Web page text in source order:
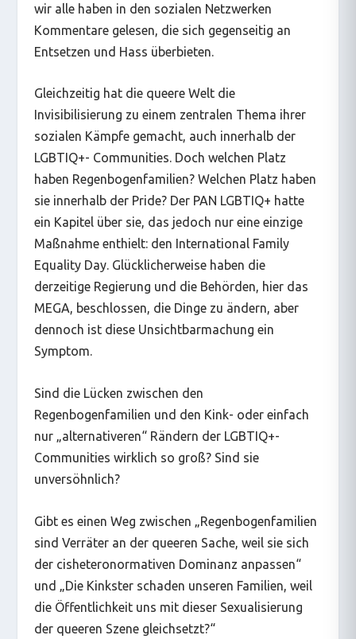
wir alle haben in den sozialen Netzwerken
Kommentare gelesen, die sich gegenseitig an
Entsetzen und Hass überbieten.
Gleichzeitig hat die queere Welt die
Invisibilisierung zu einem zentralen Thema ihrer
sozialen Kämpfe gemacht, auch innerhalb der
LGBTIQ+- Communities. Doch welchen Platz
haben Regenbogenfamilien? Welchen Platz haben
sie innerhalb der Pride? Der PAN LGBTIQ+ hatte
ein Kapitel über sie, das jedoch nur eine einzige
Maßnahme enthielt: den International Family
Equality Day. Glücklicherweise haben die
derzeitige Regierung und die Behörden, hier das
MEGA, beschlossen, die Dinge zu ändern, aber
dennoch ist diese Unsichtbarmachung ein
Symptom.
Sind die Lücken zwischen den
Regenbogenfamilien und den Kink- oder einfach
nur „alternativeren“ Rändern der LGBTIQ+-
Communities wirklich so groß? Sind sie
unversöhnlich?
Gibt es einen Weg zwischen „Regenbogenfamilien
sind Verräter an der queeren Sache, weil sie sich
der cisheteronormativen Dominanz anpassen“
und „Die Kinkster schaden unseren Familien, weil
die Öffentlichkeit uns mit dieser Sexualisierung
der queeren Szene gleichsetzt?“